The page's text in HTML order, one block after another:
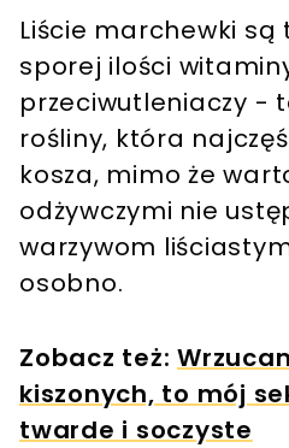
Liście marchewki są
sporej ilości
przeciwutleniaczy -
rośliny, która
kosza, mimo że
odżywczymi nie
warzywom
osobno.
Zobacz też:
kiszonych, to mój
twarde i soczyste